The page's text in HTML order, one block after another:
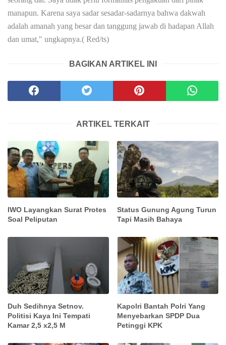
manapun. Karena saya sadar sesadar-sadarnya bahwa dakwah
adalah amanah yang besar dan tanggung jawab di hadapan Allah
dan umat," ungkapnya.( Red/ts)
BAGIKAN ARTIKEL INI
ARTIKEL TERKAIT
IWO Layangkan Surat Protes
Soal Peliputan
Status Gunung Agung Turun
Tapi Masih Bahaya
Duh Sedihnya Setnov.
Politisi Kaya Ini Tempati
Kamar 2,5 x2,5 M
Kapolri Bantah Polri Yang
Menyebarkan SPDP Dua
Petinggi KPK